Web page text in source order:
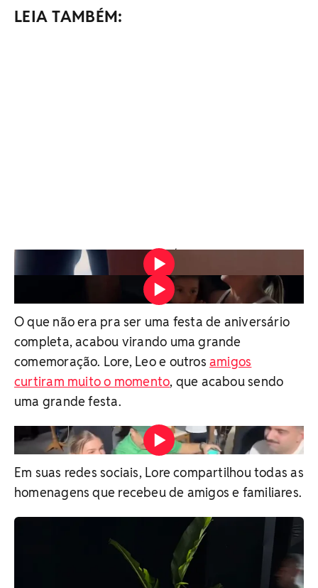
LEIA TAMBÉM:
Vídeo: Reprodução/Redes sociais
Aniversário de Lore Improta tem parabéns de Leo e Liz e
bolo especial Vídeo: Reprodução/Redes sociais
O que não era pra ser uma festa de aniversário
completa, acabou virando uma grande
comemoração. Lore, Leo e outrosamigos
curtiram muito o momento, que acabou sendo
uma grande festa.
Aniversário de Lore Improta tem parabéns de Leo e Liz e
bolo especial Vídeo: Reprodução/Redes sociais
Em suas redes sociais, Lore compartilhou todas as
homenagens que recebeu de amigos e familiares.